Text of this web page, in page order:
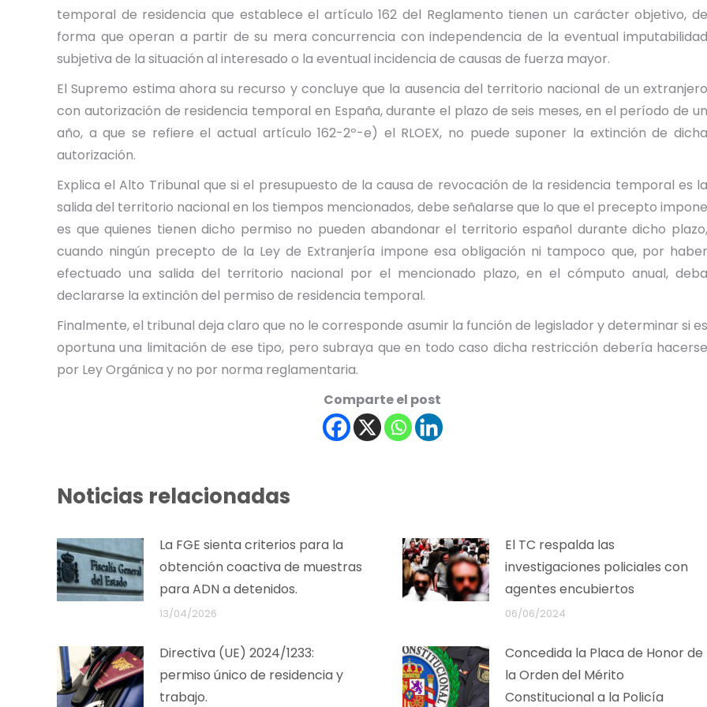
temporal de residencia que establece el artículo 162 del Reglamento tienen un carácter objetivo, de
forma que operan a partir de su mera concurrencia con independencia de la eventual imputabilidad
subjetiva de la situación al interesado o la eventual incidencia de causas de fuerza mayor.
El Supremo estima ahora su recurso y concluye que la ausencia del territorio nacional de un extranjero
con autorización de residencia temporal en España, durante el plazo de seis meses, en el período de un
año, a que se refiere el actual artículo 162-2º-e) el RLOEX, no puede suponer la extinción de dicha
autorización.
Explica el Alto Tribunal que si el presupuesto de la causa de revocación de la residencia temporal es la
salida del territorio nacional en los tiempos mencionados, debe señalarse que lo que el precepto impone
es que quienes tienen dicho permiso no pueden abandonar el territorio español durante dicho plazo,
cuando ningún precepto de la Ley de Extranjería impone esa obligación ni tampoco que, por haber
efectuado una salida del territorio nacional por el mencionado plazo, en el cómputo anual, deba
declararse la extinción del permiso de residencia temporal.
Finalmente, el tribunal deja claro que no le corresponde asumir la función de legislador y determinar si es
oportuna una limitación de ese tipo, pero subraya que en todo caso dicha restricción debería hacerse
por Ley Orgánica y no por norma reglamentaria.
Comparte el post
Noticias relacionadas
La FGE sienta criterios para la
obtención coactiva de muestras
para ADN a detenidos.
13/04/2026
El TC respalda las
investigaciones policiales con
agentes encubiertos
06/06/2024
Directiva (UE) 2024/1233:
permiso único de residencia y
trabajo.
Concedida la Placa de Honor de
la Orden del Mérito
Constitucional a la Policía